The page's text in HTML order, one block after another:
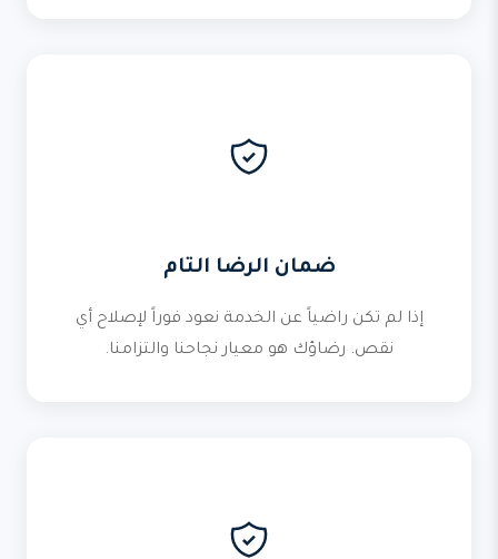
ضمان الرضا التام
إذا لم تكن راضياً عن الخدمة نعود فوراً لإصلاح أي
نقص. رضاؤك هو معيار نجاحنا والتزامنا.